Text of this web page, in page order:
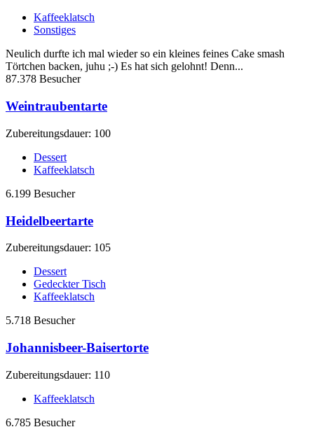
Kaffeeklatsch
Sonstiges
Neulich durfte ich mal wieder so ein kleines feines Cake smash
Törtchen backen, juhu ;-) Es hat sich gelohnt! Denn...
87.378 Besucher
Weintraubentarte
Zubereitungsdauer: 100
Dessert
Kaffeeklatsch
6.199 Besucher
Heidelbeertarte
Zubereitungsdauer: 105
Dessert
Gedeckter Tisch
Kaffeeklatsch
5.718 Besucher
Johannisbeer-Baisertorte
Zubereitungsdauer: 110
Kaffeeklatsch
6.785 Besucher